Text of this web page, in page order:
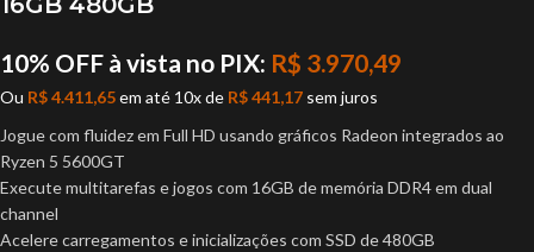
10% OFF à vista no PIX: R$ 3.970,49
Ou R$4.411,65em até 10x de R$441,17 sem juros
Jogue com fluidez em Full HD usando gráficos Radeon integrados ao
Ryzen 5 5600GT
Execute multitarefas e jogos com 16GB de memória DDR4 em dual
channel
Acelere carregamentos e inicializações com SSD de 480GB